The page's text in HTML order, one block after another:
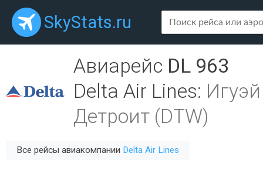
SkyStats.ru
Авиарейс DL 963
Delta Air Lines:
Детроит (DTW)
Все рейсы авиакомпании Delta Air Lines